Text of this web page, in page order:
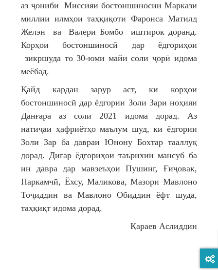
аз ҷониби Миссияи бостоншиносии Маркази
миллии илмҳои таҳқиқоти Фаронса Матилд
Желэн ва Валери Бомбо иштирок доранд.
Корҳои бостоншиносӣ дар ёдгориҳои
зикршуда то 30-юми майи соли ҷорӣ идома
меёбад.
Қайд кардан зарур аст, ки корҳои
бостоншиносӣ дар ёдгории Золи Зари ноҳияи
Данғара аз соли 2021 идома дорад. Аз
натиҷаи ҳафриётҳо маълум шуд, ки ёдгории
Золи Зар ба давраи Юнону Бохтар тааллуқ
дорад. Дигар ёдгориҳои таърихии мансуб ба
ин давра дар мавзеъҳои Пушинг, Ғиҷовак,
Паркамчӣ, Ёхсу, Маликова, Мазори Мавлоно
Тоҷиддин ва Мавлоно Обиддин ёфт шуда,
таҳқиқт идома дорад.
Қараев Аслиддин